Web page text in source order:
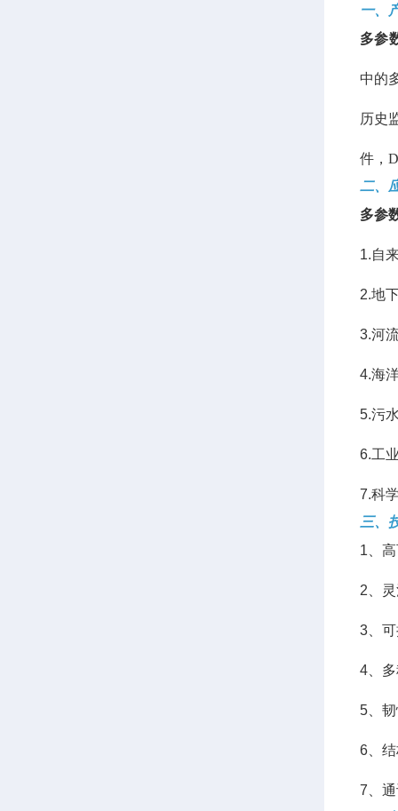
一、
多参
中的
历史
件，
二、
多参
1.自
2.地
3.河
4.海
5.污
6.工
7.科
三、
1、
2、
3、
4、
5、
6、
7、